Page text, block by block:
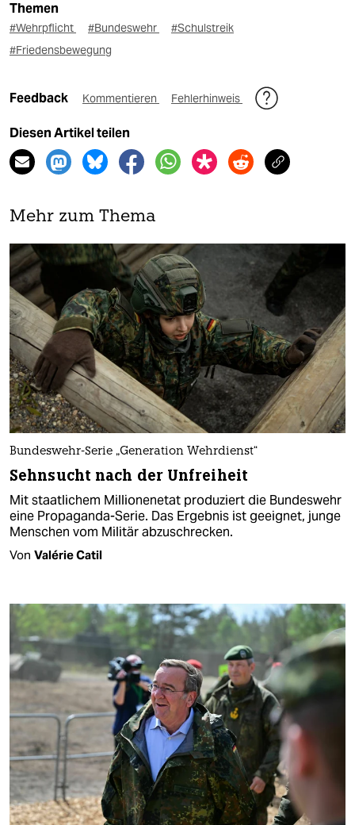
Themen
#Wehrpflicht #Bundeswehr
#Schulstreik
#Friedensbewegung
Feedback Kommentieren Fehlerhinweis
Diesen Artikel teilen
Mehr zum Thema
Bundeswehr-Serie „Generation Wehrdienst“
Sehnsucht nach der Unfreiheit
Mit staatlichem Millionenetat produziert die Bundeswehr
eine Propaganda-Serie. Das Ergebnis ist geeignet, junge
Menschen vom Militär abzuschrecken.
Von Valérie Catil